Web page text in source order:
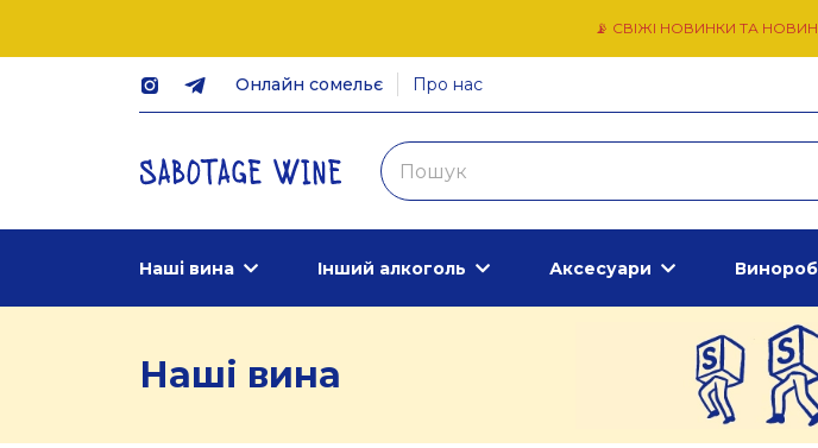
📡 СВІЖІ НОВИНКИ ТА НОВИНИ
Онлайн сомельє Про нас
Наші вина Інший алкоголь Аксесуари
Наші вина